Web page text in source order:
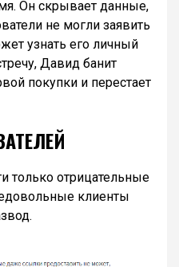
Он скрывает данные,
не могли заявить
узнать его личный
Давид банит
покупки и перестает
только отрицательные
клиенты